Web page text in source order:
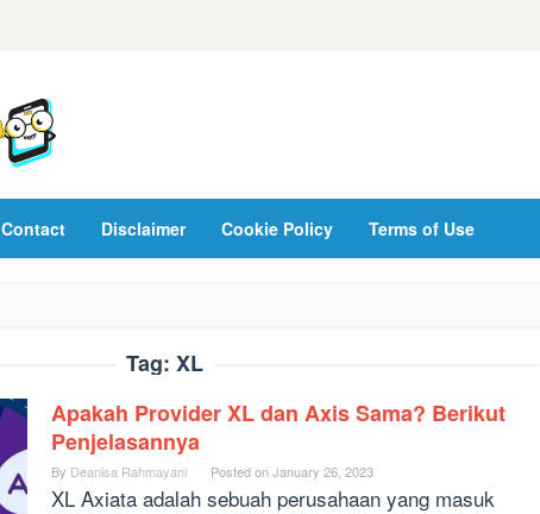
Contact Disclaimer Cookie Policy Terms of Use
Tag: XL
Apakah Provider XL dan Axis Sama? Berikut
Penjelasannya
By Deanisa Rahmayani Posted onJanuary 26, 2023
XL Axiata adalah sebuah perusahaan yang masuk